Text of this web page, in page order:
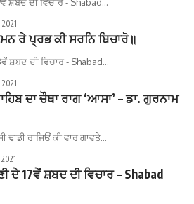
ਰੇ ਪ੍ਰਭ ਕੀ ਸਰਨਿ ਬਿਚਾਰੋ॥
ਸ਼ਬਦ ਦੀ ਵਿਚਾਰ - Shabad…
ਦਾ ਚੌਥਾ ਰਾਗ ‘ਆਸਾ’ – ਡਾ. ਗੁਰਨਾਮ
ਰਾਜਿਓਂ ਕੀ ਵਾਰ ਗਾਵਤੇ…
ਦੇ 17ਵੇਂ ਸ਼ਬਦ ਦੀ ਵਿਚਾਰ – Shabad